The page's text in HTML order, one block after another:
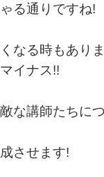
る通りですね!
なる時もあり
イナス!!
な講師たちに
させます!